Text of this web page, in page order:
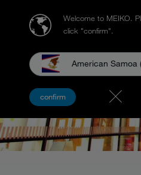
Welcome to MEIKO.
click "confirm".
American Samoa
confirm